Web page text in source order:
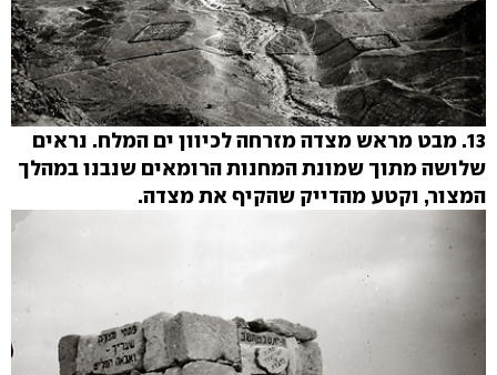
13. מבט מראש מצדה מזרחה לכיוון ים המלח. נראים
שלושה מתוך שמונת המחנות הרומאים שנבנו במהלך
המצור, וקטע מהדייק שהקיף את מצדה.